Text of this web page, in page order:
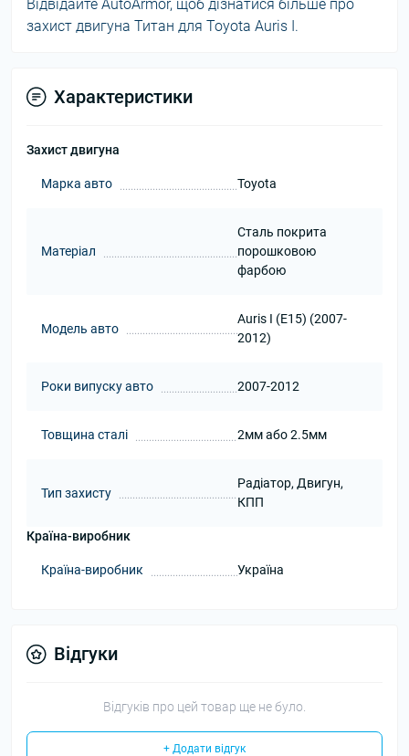
Відвідайте AutoArmor, щоб дізнатися більше про
захист двигуна Титан для Toyota Auris I.
Характеристики
Захист двигуна
Марка авто Toyota
Матеріал
Сталь покрита
порошковою
фарбою
Модель авто
Auris I (E15) (2007-
2012)
Роки випуску авто 2007-2012
Товщина сталі 2мм або 2.5мм
Тип захисту
Радіатор, Двигун,
КПП
Країна-виробник
Країна-виробник Україна
Відгуки
Відгуків про цей товар ще не було.
+ Додати відгук